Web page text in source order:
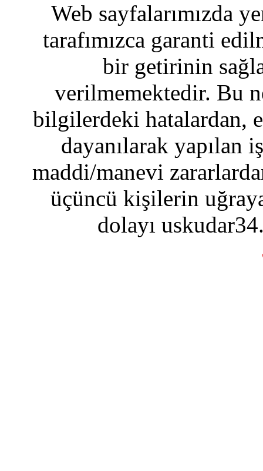
Web sayfalarımızda
tarafımızca garanti
bir getirinin
verilmemektedir. Bu
bilgilerdeki hatalardan,
dayanılarak yapılan
maddi/manevi
üçüncü kişilerin
dolayı